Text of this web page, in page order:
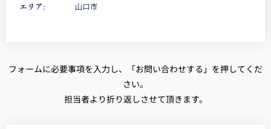
エリア:
山口市
フォームに必要事項を入力し、「お問い合わせする」を押してくだ
さい。
担当者より折り返しさせて頂きます。